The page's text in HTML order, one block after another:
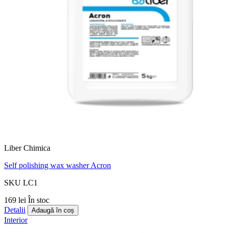
Liber Chimica
Self polishing wax washer Acron
SKU LC1
169 lei În stoc
Detalii
Adaugă în coș
Interior